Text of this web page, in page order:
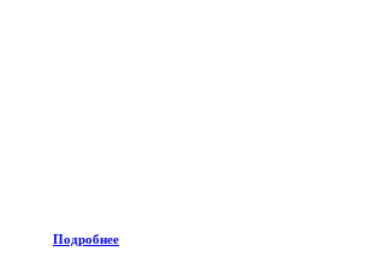
Подробнее